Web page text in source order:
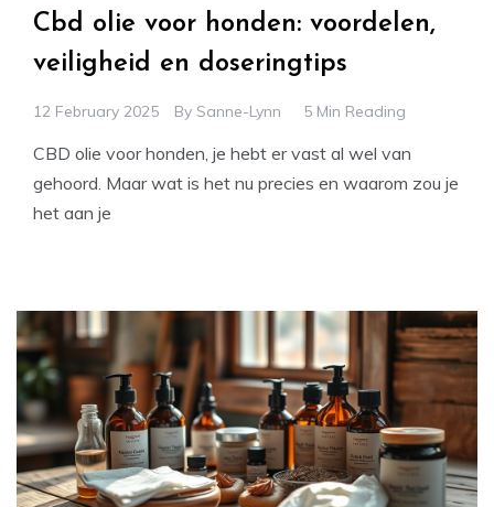
Cbd olie voor honden: voordelen,
veiligheid en doseringtips
12 February 2025 By Sanne-Lynn 5 Min Reading
CBD olie voor honden, je hebt er vast al wel van
gehoord. Maar wat is het nu precies en waarom zou je
het aan je